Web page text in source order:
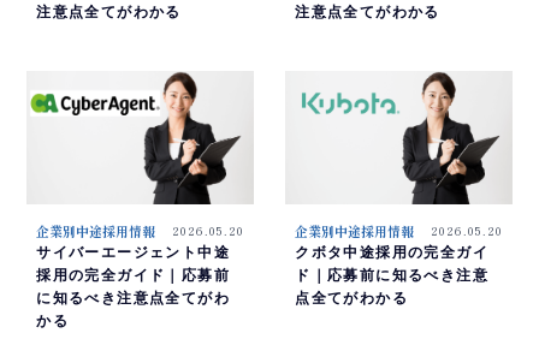
注意点全てがわかる
注意点全てがわかる
企業別中途採用情報 2026.05.20
サイバーエージェント中途
採用の完全ガイド｜応募前
に知るべき注意点全てがわ
かる
企業別中途採用情報 2026.05.20
クボタ中途採用の完全ガイ
ド｜応募前に知るべき注意
点全てがわかる